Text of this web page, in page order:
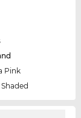
Pink